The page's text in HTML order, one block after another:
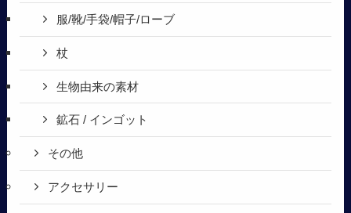
服/靴/手袋/帽子/ローブ
杖
生物由来の素材
鉱石 / インゴット
その他
アクセサリー